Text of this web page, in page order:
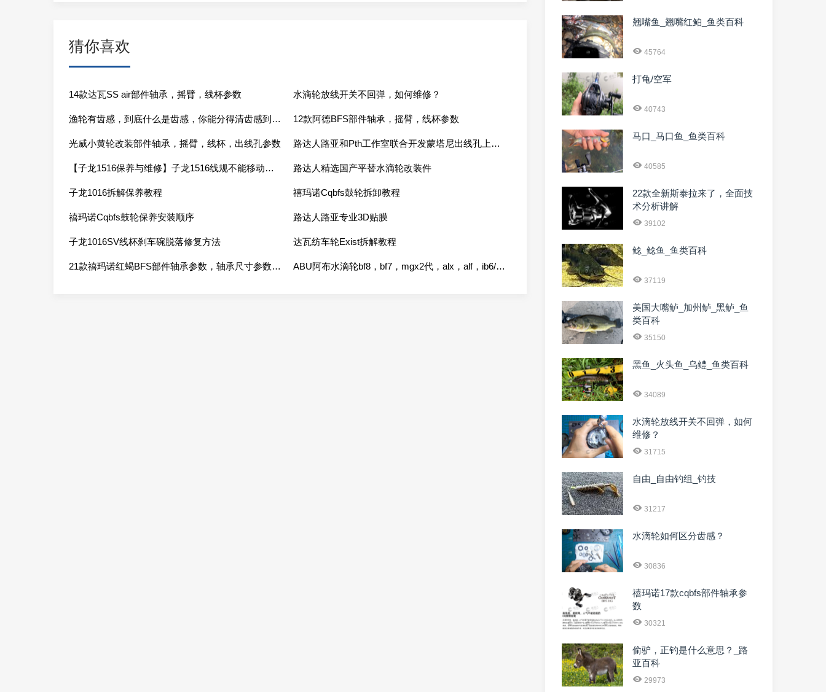
猜你喜欢
14款达瓦SS air部件轴承，摇臂，线杯参数 水滴轮放线开关不回弹，如何维修？
渔轮有齿感，到底什么是齿感，你能分得清齿感到底是什么吗？ 12款阿德BFS部件轴承，摇臂，线杯参数
光威小黄轮改装部件轴承，摇臂，线杯，出线孔参数 路达人路亚和Pth工作室联合开发蒙塔尼出线孔上市了
【子龙1516保养与维修】子龙1516线规不能移动，偶尔固定在右侧，需要手动扳过来 路达人精选国产平替水滴轮改装件
子龙1016拆解保养教程 禧玛诺Cqbfs鼓轮拆卸教程
禧玛诺Cqbfs鼓轮保养安装顺序 路达人路亚专业3D贴膜
子龙1016SV线杯刹车碗脱落修复方法 达瓦纺车轮Exist拆解教程
21款禧玛诺红蝎BFS部件轴承参数，轴承尺寸参数，03755，03756，03757，03758 ABU阿布水滴轮bf8，bf7，mgx2代，alx，alf，ib6/7/8，lv7，deez8等
翘嘴鱼_翘嘴红鲌_鱼类百科
45764
打龟/空军
40743
马口_马口鱼_鱼类百科
40585
22款全新斯泰拉来了，全面技
术分析讲解
39102
鲶_鲶鱼_鱼类百科
37119
美国大嘴鲈_加州鲈_黑鲈_鱼
类百科
35150
黑鱼_火头鱼_乌鳢_鱼类百科
34089
水滴轮放线开关不回弹，如何
维修？
31715
自由_自由钓组_钓技
31217
水滴轮如何区分齿感？
30836
禧玛诺17款cqbfs部件轴承参
数
30321
偷驴，正钓是什么意思？_路
亚百科
29973